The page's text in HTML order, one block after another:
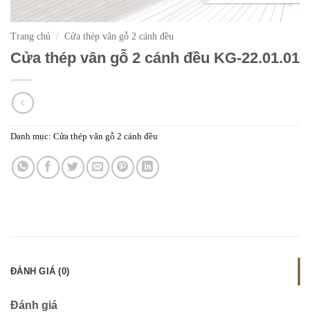
Trang chủ / Cửa thép vân gỗ 2 cánh đều
Cửa thép vân gỗ 2 cánh đều KG-22.01.01
Danh mục: Cửa thép vân gỗ 2 cánh đều
ĐÁNH GIÁ (0)
Đánh giá